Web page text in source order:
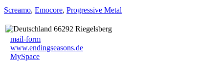
Screamo, Emocore, Progressive Metal
66292 Riegelsberg
mail-form
www.endingseasons.de
MySpace